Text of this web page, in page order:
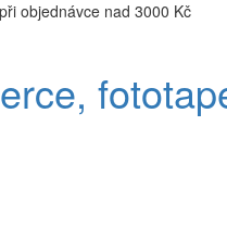
při objednávce nad 3000 Kč